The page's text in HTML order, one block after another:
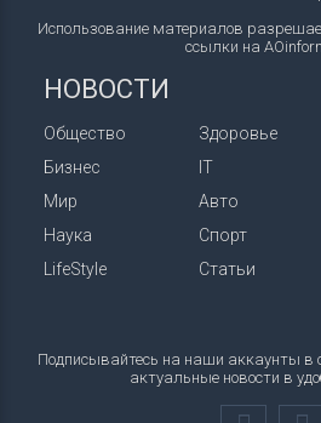
Использование материалов
ссылки на
НОВОСТИ
Общество
Бизнес
Мир
Наука
LifeStyle
Здоровье
IT
Авто
Спорт
Статьи
Подписывайтесь на наши аккаунты в
актуальные новости в